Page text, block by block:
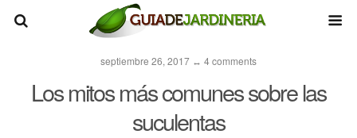
septiembre 26, 2017 ↔ 4 comments
Los mitos más comunes sobre las
suculentas